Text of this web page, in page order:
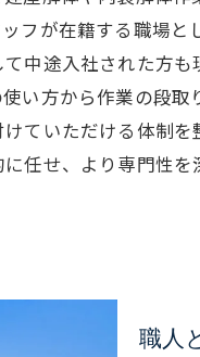
フが在籍する職場と
中途入社された方も
い方から作業の段取
ていただける体制を
任せ、より専門性を
職人